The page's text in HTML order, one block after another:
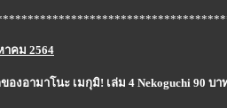
คม 2564
องอามาโนะ เมกุมิ! เล่ม 4 Nekoguchi 90